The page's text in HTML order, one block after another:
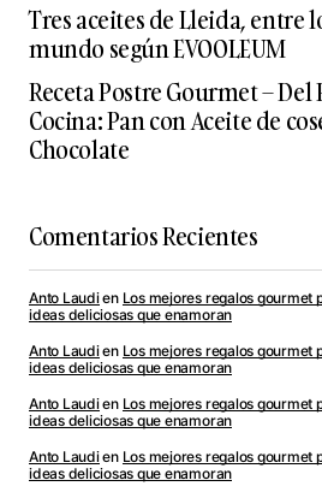
Tres aceites de Lleida, entre
mundo según EVOOLEUM
Receta Postre Gourmet – Del
Cocina: Pan con Aceite de
Chocolate
Comentarios Recientes
Anto Laudien Los mejores regalos gourmet
ideas deliciosas que enamoran
Anto Laudien Los mejores regalos gourmet
ideas deliciosas que enamoran
Anto Laudien Los mejores regalos gourmet
ideas deliciosas que enamoran
Anto Laudien Los mejores regalos gourmet
ideas deliciosas que enamoran